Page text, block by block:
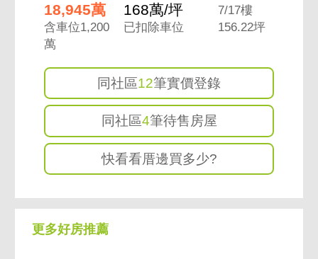
18,945萬
含車位1,200
萬
168萬/坪
已扣除車位
7/17樓
156.22坪
同社區12筆實價登錄
同社區4筆待售房屋
快看看厝邊買多少?
更多好房推薦